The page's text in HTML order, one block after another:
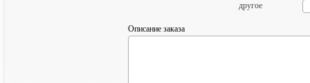
другое
Описание заказа